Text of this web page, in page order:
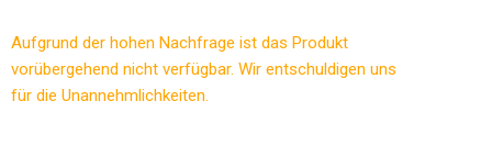
Aufgrund der hohen Nachfrage ist das Produkt
vorübergehend nicht verfügbar. Wir entschuldigen uns
für die Unannehmlichkeiten.